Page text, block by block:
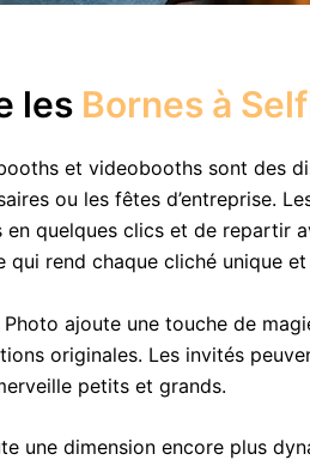
les Bornes à
et videobooths sont des
ou les fêtes d’entreprise.
en quelques clics et de repartir
qui rend chaque cliché unique
ajoute une touche de
originales. Les invités
petits et grands.
une dimension encore plus